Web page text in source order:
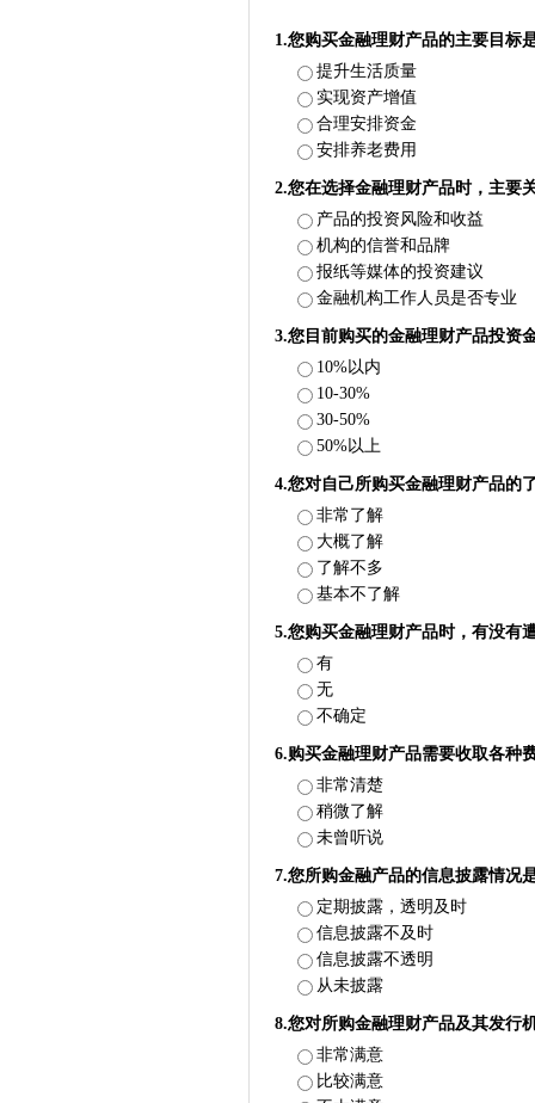
1.您购买金融理财产品的主要目标
提升生活质量
实现资产增值
合理安排资金
安排养老费用
2.您在选择金融理财产品时，主要
产品的投资风险和收益
机构的信誉和品牌
报纸等媒体的投资建议
金融机构工作人员是否专业
3.您目前购买的金融理财产品投资
10%以内
10-30%
30-50%
50%以上
4.您对自己所购买金融理财产品的
非常了解
大概了解
了解不多
基本不了解
5.您购买金融理财产品时，有没有
有
无
不确定
6.购买金融理财产品需要收取各种
非常清楚
稍微了解
未曾听说
7.您所购金融产品的信息披露情况
定期披露，透明及时
信息披露不及时
信息披露不透明
从未披露
8.您对所购金融理财产品及其发行
非常满意
比较满意